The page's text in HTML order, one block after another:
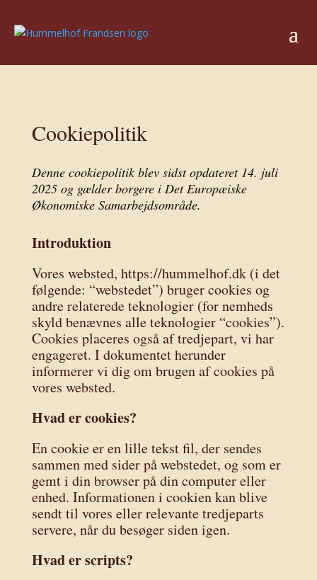
Cookiepolitik
Denne cookiepolitik blev sidst opdateret 14. juli
2025 og gælder borgere i Det Europæiske
Økonomiske Samarbejdsområde.
Introduktion
Vores websted, https://hummelhof.dk (i det
følgende: “webstedet”) bruger cookies og
andre relaterede teknologier (for nemheds
skyld benævnes alle teknologier “cookies”).
Cookies placeres også af tredjepart, vi har
engageret. I dokumentet herunder
informerer vi dig om brugen af ​​cookies på
vores websted.
Hvad er cookies?
En cookie er en lille tekst fil, der sendes
sammen med sider på webstedet, og som er
gemt i din browser på din computer eller
enhed. Informationen i cookien kan blive
sendt til vores eller relevante tredjeparts
servere, når du besøger siden igen.
Hvad er scripts?